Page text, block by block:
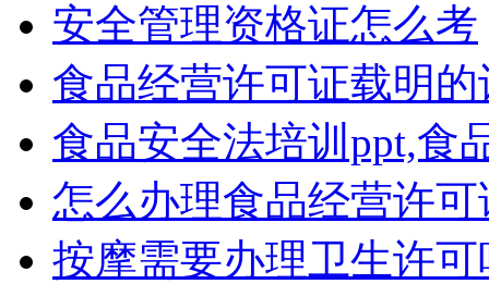
安全管理资格证怎么考
食品经营许可证载明
食品安全法培训ppt,食
怎么办理食品经营许
按摩需要办理卫生许